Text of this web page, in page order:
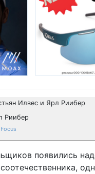
Риибер
появились